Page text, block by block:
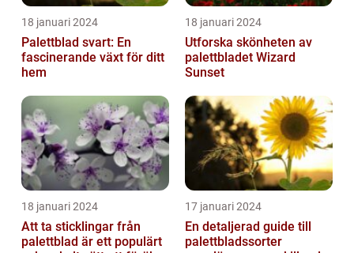
18 januari 2024
Palettblad svart: En
fascinerande växt för ditt
hem
18 januari 2024
Utforska skönheten av
palettbladet Wizard
Sunset
18 januari 2024
Att ta sticklingar från
palettblad är ett populärt
17 januari 2024
En detaljerad guide till
palettbladssorter